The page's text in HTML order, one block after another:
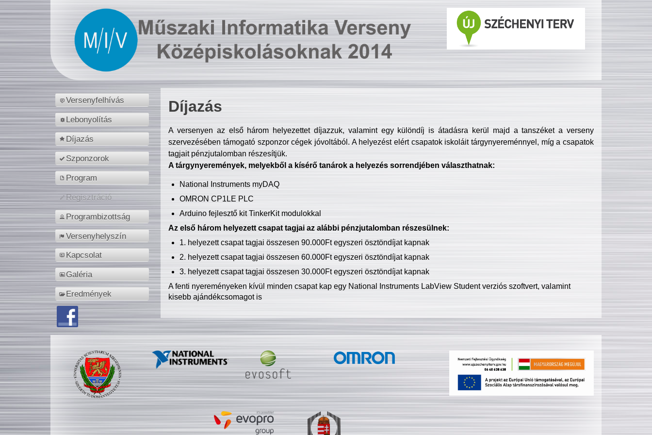
Versenyfelhívás
Lebonyolítás
Díjazás
Szponzorok
Program
Regisztráció
Programbizottság
Versenyhelyszín
Kapcsolat
Galéria
Eredmények
Díjazás
A versenyen az első három helyezettet díjazzuk, valamint egy különdíj is átadásra kerül majd a tanszéket a verseny
szervezésében támogató szponzor cégek jóvoltából. A helyezést elért csapatok iskoláit tárgynyereménnyel, míg a csapatok
tagjait pénzjutalomban részesítjük.
A tárgynyeremények, melyekből a kísérő tanárok a helyezés sorrendjében választhatnak:
National Instruments myDAQ
OMRON CP1LE PLC
Arduino fejlesztő kit TinkerKit modulokkal
Az első három helyezett csapat tagjai az alábbi pénzjutalomban részesülnek:
1. helyezett csapat tagjai összesen 90.000Ft egyszeri ösztöndíjat kapnak
2. helyezett csapat tagjai összesen 60.000Ft egyszeri ösztöndíjat kapnak
3. helyezett csapat tagjai összesen 30.000Ft egyszeri ösztöndíjat kapnak
A fenti nyereményeken kívül minden csapat kap egy National Instruments LabView Student verziós szoftvert, valamint
kisebb ajándékcsomagot is